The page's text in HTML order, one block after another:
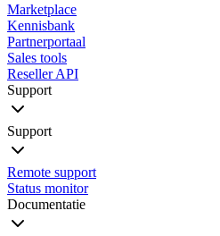
Marketplace
Kennisbank
Partnerportaal
Sales tools
Reseller API
Support
Support
Remote support
Status monitor
Documentatie